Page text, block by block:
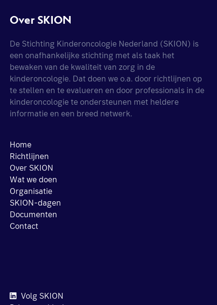
Over SKION
De Stichting Kinderoncologie Nederland (SKION) is
een onafhankelijke stichting met als taak het
bewaken van de kwaliteit van zorg in de
kinderoncologie. Dat doen we o.a. door richtlijnen op
te stellen en te evalueren en door professionals in de
kinderoncologie te ondersteunen met heldere
informatie en een breed netwerk.
Home
Richtlijnen
Over SKION
Wat we doen
Organisatie
SKION-dagen
Documenten
Contact
Volg SKION